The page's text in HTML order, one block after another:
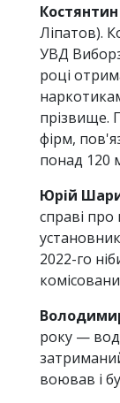
Ліпатов).
УВД
році
прізвище.
фірм,
понад 120
Юрій
справі
2022-го
року —
воював і